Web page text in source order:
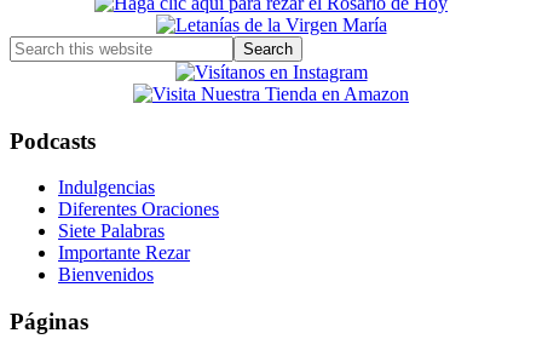
Sidebar
Search
this
Podcasts
Indulgencias
Diferentes Oraciones
Siete Palabras
Importante Rezar
Bienvenidos
Páginas